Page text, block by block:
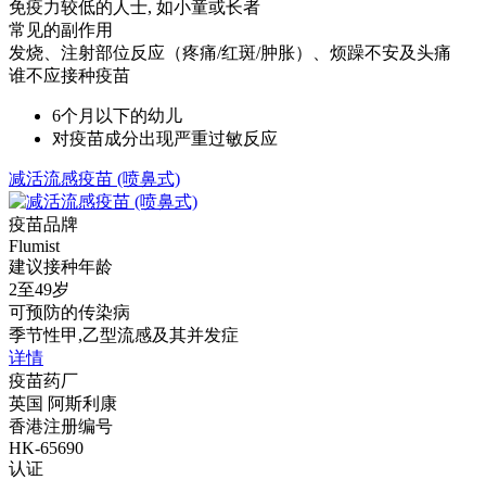
免疫力较低的人士, 如小童或长者
常见的副作用
发烧、注射部位反应（疼痛/红斑/肿胀）、烦躁不安及头痛
谁不应接种疫苗
6个月以下的幼儿
对疫苗成分出现严重过敏反应
减活流感疫苗 (喷鼻式)
疫苗品牌
Flumist
建议接种年龄
2至49岁
可预防的传染病
季节性甲,乙型流感及其并发症
详情
疫苗药厂
英国 阿斯利康
香港注册编号
HK-65690
认证